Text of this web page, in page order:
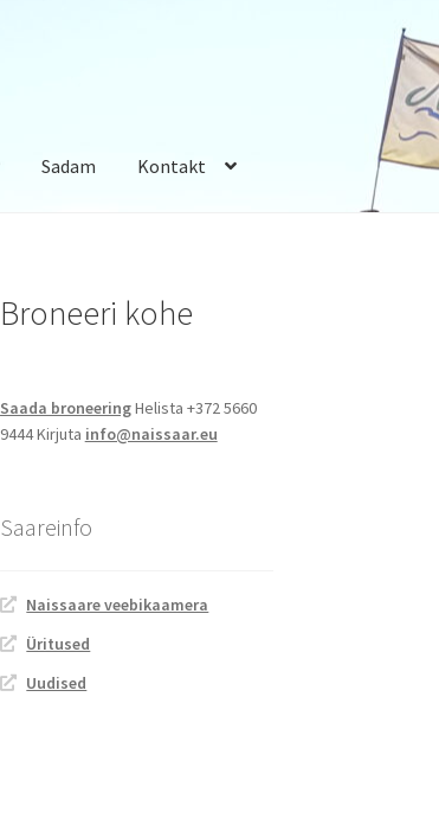
Sadam Kontakt
Broneeri kohe
Saada broneeringHelista +372 5660
9444 Kirjuta info@naissaar.eu
Saareinfo
Naissaare veebikaamera
Üritused
Uudised